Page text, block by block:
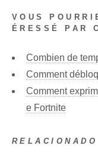
VOUS
ÉRESSÉ PAR
Combien de
Comment
Comment
e Fortnite
RELACIONADO